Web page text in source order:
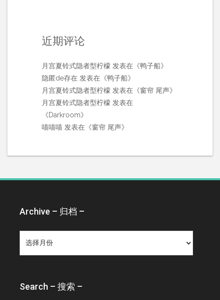
近期评论
月宫夏铃式隐者型柠檬 发表在《鸭子船》
隐匿de存在 发表在《鸭子船》
月宫夏铃式隐者型柠檬 发表在《窗帘 尾声》
月宫夏铃式隐者型柠檬 发表在
《Darkroom》
喵喵喵 发表在《窗帘 尾声》
Archive – 归档 –
归
Search – 搜索 –